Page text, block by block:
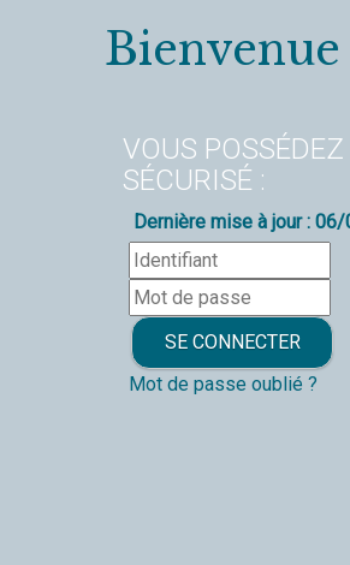
Bienvenue
VOUS
SÉCURISÉ :
Dernière mise à jour :
Mot de passe oublié ?